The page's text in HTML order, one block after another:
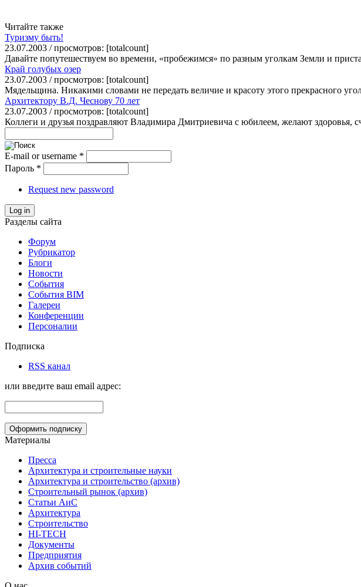
Читайте также
Туризму быть!
23.07.2003 / просмотров: [totalcount]
Давайте попутешествуем во времени, «пробежимся» по разным уголкам Земли и
Край голубых озер
23.07.2003 / просмотров: [totalcount]
Мядельщина. Никакими словами не передать величие и красоту этого прекрасного
Архитектору В.Д. Чеснову 70 лет
23.07.2003 / просмотров: [totalcount]
Коллеги и друзья поздравляют Владимира Дмитриевича с юбилеем, желают здоровья,
E-mail or username *
Пароль *
Request new password
Log in
Разделы сайта
Форум
Рубрикатор
Блоги
Новости
События
События BIM
Галереи
Конференции
Персоналии
Подписка
RSS канал
или введите ваш email адрес:
Материалы
Пресса
Архитектура и строительные науки
Архитектура и строительство (архив)
Строительный рынок (архив)
Статьи АиС
Архитектура
Строительство
HI-TECH
Документы
Предприятия
Архив событий